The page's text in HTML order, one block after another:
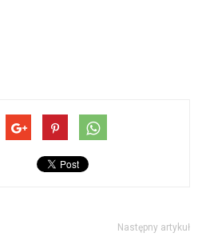
Następny artykuł